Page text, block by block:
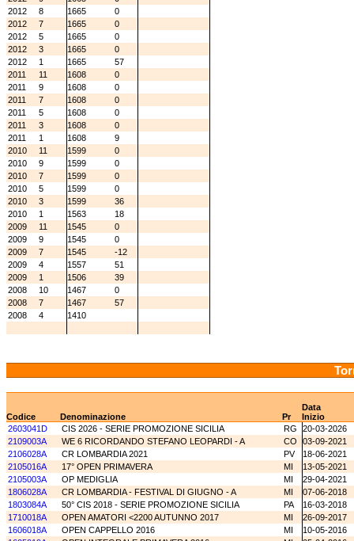
2012
8 1665
0
2012
7 1665
0
2012
5 1665
0
2012
3 1665
0
2012
1 1665
57
2011
11 1608
0
2011
9 1608
0
2011
7 1608
0
2011
5 1608
0
2011
3 1608
0
2011
1 1608
9
2010
11 1599
0
2010
9 1599
0
2010
7 1599
0
2010
5 1599
0
2010
3 1599
36
2010
1 1563
18
2009
11 1545
0
2009
9 1545
0
2009
7 1545
-12
2009
4 1557
51
2009
1 1506
39
2008
10 1467
0
2008
7 1467
57
2008
4 1410
Data
Codice
Denominazione Pr
Inizio
2603041D
CIS 2026 - SERIE PROMOZIONE SICILIA RG
20-03-2026
2109003A
WE 6 RICORDANDO STEFANO LEOPARDI - A CO
03-09-2021
2106028A
CR LOMBARDIA 2021 PV
18-06-2021
2105016A
17° OPEN PRIMAVERA MI
13-05-2021
2105003A
OP MEDIGLIA MI
29-04-2021
1806028A
CR LOMBARDIA - FESTIVAL DI GIUGNO - A MI
07-06-2018
1803084A
50° CIS 2018 - SERIE PROMOZIONE SICILIA PA
16-03-2018
1710018A
OPEN AMATORI <2200 AUTUNNO 2017 MI
26-09-2017
1606018A
OPEN CAPPELLO 2016 MI
10-05-2016